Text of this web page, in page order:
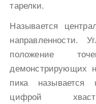
тарелки.
Называется
направленности.
положение
демонстрирующих
пика называется
цифрой